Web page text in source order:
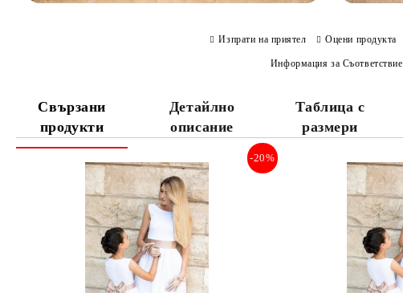
Изпрати на приятел Оцени продукта
Информация за Съответствие
Свързани
продукти
Детайлно
описание
Таблица с
размери
-20%